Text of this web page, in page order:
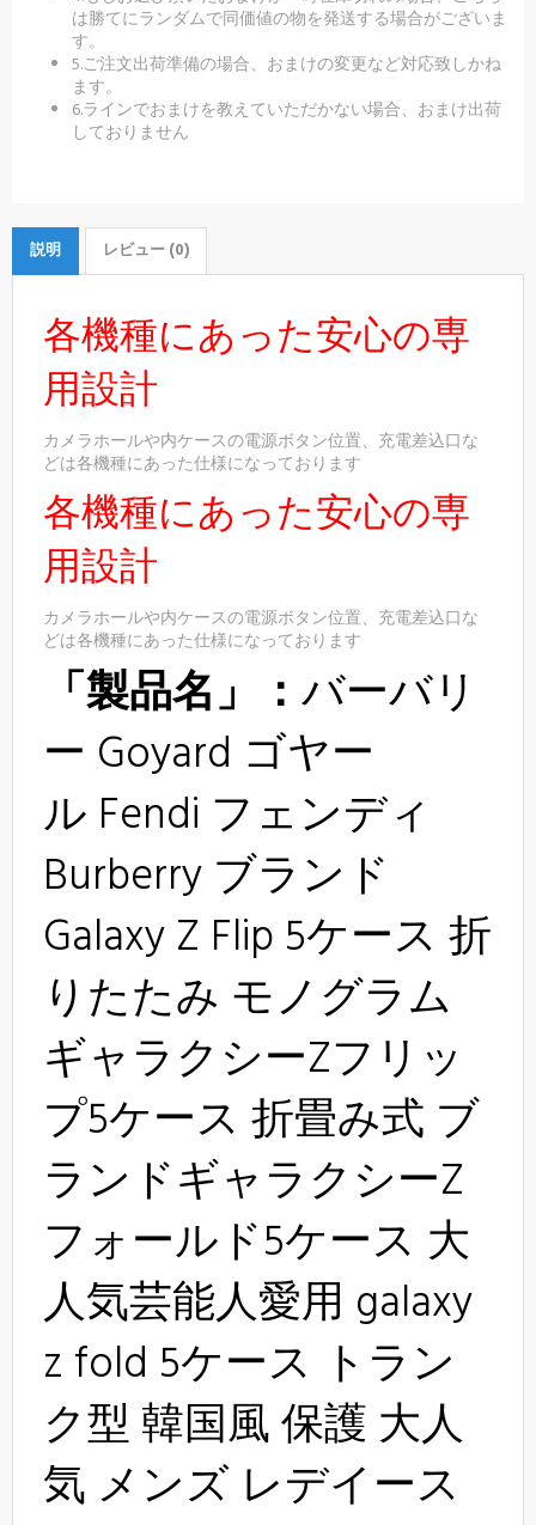
は勝てにランダムで同価値の物を発送する場合がございま
す。
5.ご注文出荷準備の場合、おまけの変更など対応致しかね
ます。
6.ラインでおまけを教えていただかない場合、おまけ出荷
しておりません
説明 レビュー (0)
各機種にあった安心の専
用設計
カメラホールや内ケースの電源ボタン位置、充電差込口な
どは各機種にあった仕様になっております
各機種にあった安心の専
用設計
カメラホールや内ケースの電源ボタン位置、充電差込口な
どは各機種にあった仕様になっております
「製品名」： バーバリ
ー Goyard ゴヤー
ル Fendi フェンディ
Burberry ブランド
Galaxy Z Flip 5ケース 折
りたたみ モノグラム
ギャラクシーZフリッ
プ5ケース 折畳み式 ブ
ランドギャラクシーZ
フォールド5ケース 大
人気芸能人愛用 galaxy
z fold 5ケース トラン
ク型韓国風保護 大人
気 メンズ レデイース